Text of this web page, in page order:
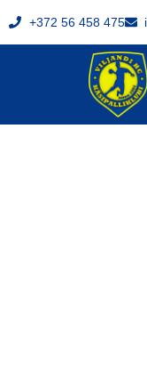
+372 56 458 475